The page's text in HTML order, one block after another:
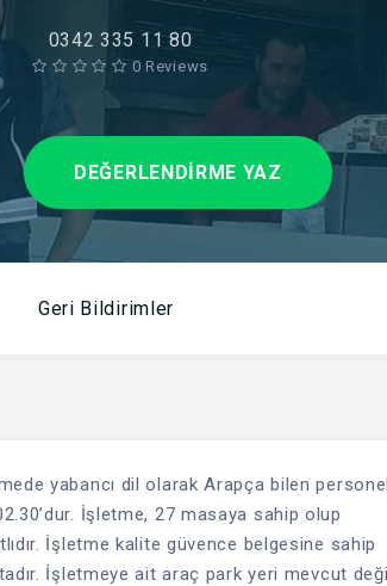
0342 335 11 80
0 Reviews
DEĞERLENDIRME YAZ
Geri Bildirimler
yabancı dil olarak Arapça bilen
İşletme, 27 masaya sahip olup
İşletme kalite güvence belgesine sahip
İşletmeye ait araç park yeri mevcut